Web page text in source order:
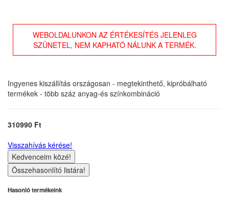
WEBOLDALUNKON AZ ÉRTÉKESÍTÉS JELENLEG
SZÜNETEL, NEM KAPHATÓ NÁLUNK A TERMÉK.
Ingyenes kiszállítás országosan - megtekinthető, kipróbálható
termékek - több száz anyag-és színkombináció
310990 Ft
Visszahívás kérése!
Kedvenceim közé!
Összehasonlító listára!
Hasonló termékeink